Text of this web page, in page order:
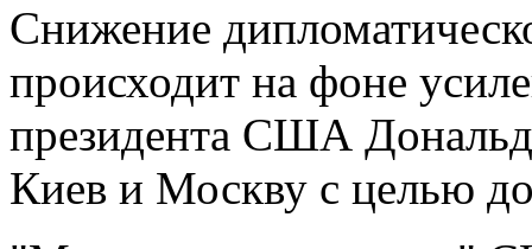
Снижение
происходит на фоне
президента США
Киев и Москву с целью